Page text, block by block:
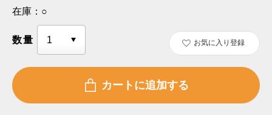
在庫： ○
数量 お気に入り登録